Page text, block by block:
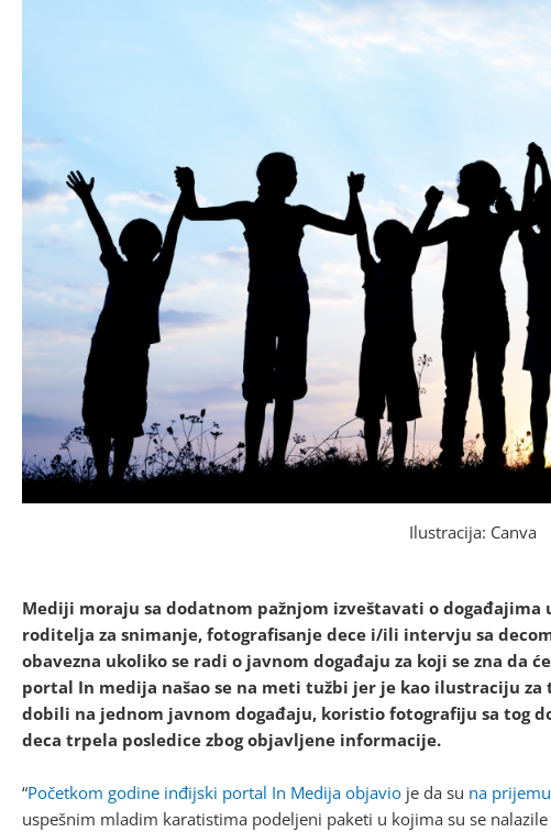
Ilustracija: Canva
Mediji moraju sa dodatnom pažnjom izveštavati o događajima
roditelja za snimanje, fotografisanje dece i/ili intervju sa
obavezna ukoliko se radi o javnom događaju za koji se zna da
portal In medija našao se na meti tužbi jer je kao ilustraciju za
dobili na jednom javnom događaju, koristio fotografiju sa tog
deca trpela posledice zbog objavljene informacije.
“Početkom godine inđijski portal In Medija objavio je da su na
uspešnim mladim karatistima podeljeni paketi u kojima su se